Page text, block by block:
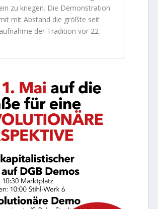
zu kriegen. Die Demonstration
mit Abstand die größte seit
der Tradition vor 22